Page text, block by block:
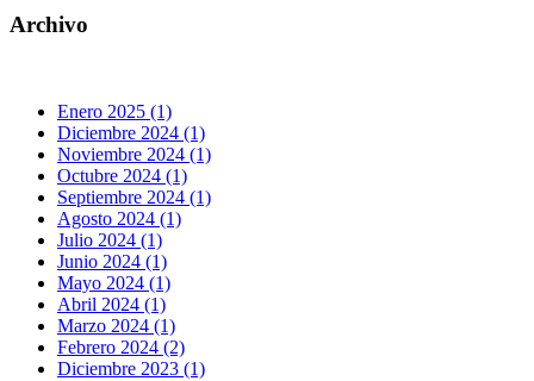
Archivo
Enero 2025 (1)
Diciembre 2024 (1)
Noviembre 2024 (1)
Octubre 2024 (1)
Septiembre 2024 (1)
Agosto 2024 (1)
Julio 2024 (1)
Junio 2024 (1)
Mayo 2024 (1)
Abril 2024 (1)
Marzo 2024 (1)
Febrero 2024 (2)
Diciembre 2023 (1)